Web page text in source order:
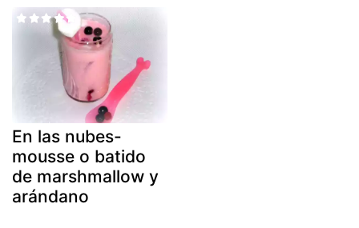
En las nubes-
mousse o batido
de marshmallow y
arándano